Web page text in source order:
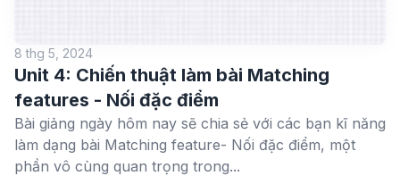
8 thg 5, 2024
Unit 4: Chiến thuật làm bài Matching
features - Nối đặc điểm
Bài giảng ngày hôm nay sẽ chia sẻ với các bạn kĩ năng
làm dạng bài Matching feature- Nối đặc điểm, một
phần vô cùng quan trọng trong...